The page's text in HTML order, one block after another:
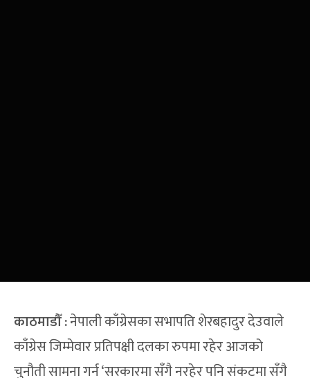
काठमाडौँ:नेपाली काँग्रेसका सभापति शेरबहादुर देउवाले
काँग्रेस जिम्मेवार प्रतिपक्षी दलका रुपमा रहेर आजको
चुनौती सामना गर्न ‘सरकारमा सँगै नरहेर पनि संकटमा सँगै